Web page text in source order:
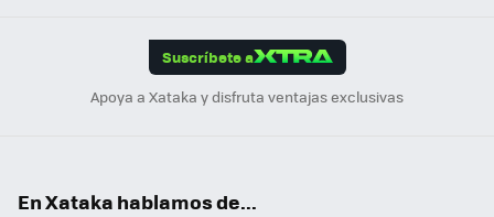
Suscríbete a
Apoya a Xataka y disfruta ventajas exclusivas
En Xataka hablamos de...